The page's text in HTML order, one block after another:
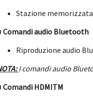
Stazione memorizzata
Comandi audio Bluetooth
Riproduzione audio
I comandi audio
Comandi HDMITM